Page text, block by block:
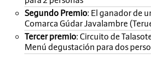
Segundo Premio: El ganador de
Comarca Gúdar Javalambre
Tercer premio: Circuito de
Menú degustación para dos